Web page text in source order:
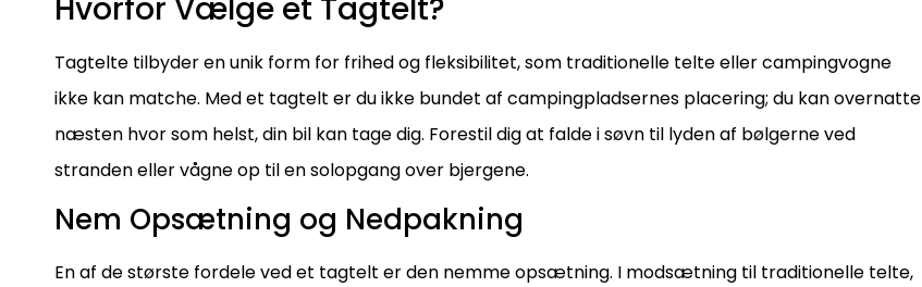
Hvorfor Vælge et Tagtelt?
Tagtelte tilbyder en unik form for frihed og fleksibilitet, som traditionelle telte eller campingvogne
ikke kan matche. Med et tagtelt er du ikke bundet af campingpladsernes placering; du kan overnatte
næsten hvor som helst, din bil kan tage dig. Forestil dig at falde i søvn til lyden af bølgerne ved
stranden eller vågne op til en solopgang over bjergene.
Nem Opsætning og Nedpakning
En af de største fordele ved et tagtelt er den nemme opsætning. I modsætning til traditionelle telte,